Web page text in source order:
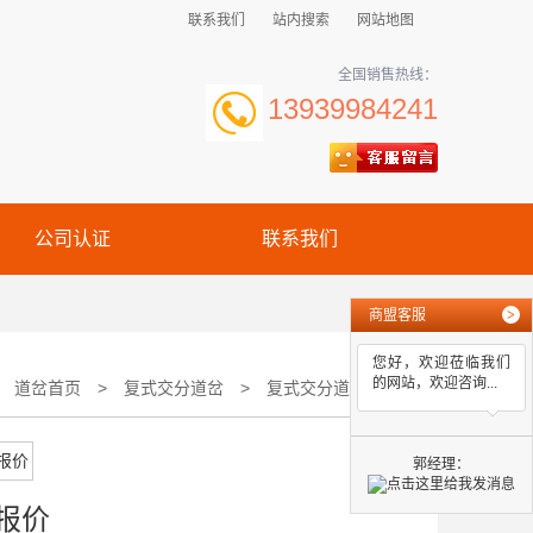
联系我们 站内搜索 网站地图
全国销售热线：
13939984241
公司认证 联系我们
道岔首页 > 复式交分道岔 > 复式交分道岔报价
价
商盟客服 >
您好，欢迎莅临我们
的网站，欢迎咨询...
郭经理：